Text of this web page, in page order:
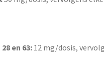
en 63:12 mg/dosis,